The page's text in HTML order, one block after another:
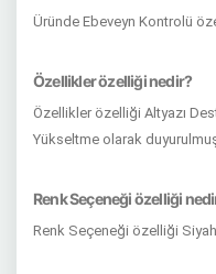
Üründe Ebeveyn Kontrolü
Özellikler özelliği nedir?
Özellikler özelliği Altyazı
Yükseltme olarak
Renk Seçeneği özelliği
Renk Seçeneği özelliği